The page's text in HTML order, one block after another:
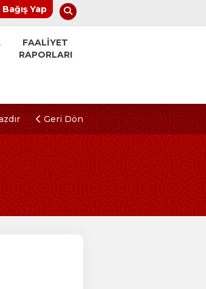
Bağış Yap
FAALİYET
RAPORLARI
Geri Dön